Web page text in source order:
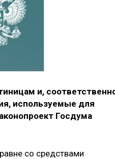
и,
используемые для
Госдума
со средствами